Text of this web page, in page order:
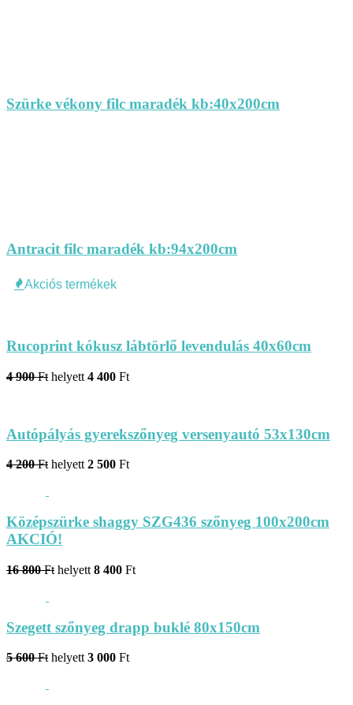
Szürke vékony filc maradék kb:40x200cm
Antracit filc maradék kb:94x200cm
Akciós termékek
Rucoprint kókusz lábtörlő levendulás 40x60cm
4 900 Ft helyett 4 400 Ft
Autópályás gyerekszőnyeg versenyautó 53x130cm
4 200 Fthelyett2 500 Ft
Középszürke shaggy SZG436 szőnyeg 100x200cm
AKCIÓ!
16 800 Ft helyett 8 400 Ft
Szegett szőnyeg drapp buklé 80x150cm
5 600 Ft helyett 3 000 Ft